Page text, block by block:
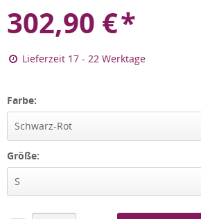
302,90 €*
Lieferzeit 17 - 22 Werktage
Farbe:
Schwarz-Rot
Größe:
S